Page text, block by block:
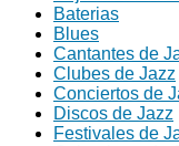
Baterias
Blues
Cantantes de
Clubes de Jazz
Conciertos de
Discos de Jazz
Festivales de